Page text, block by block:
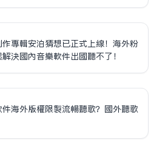
專輯安泊猜想已正式上線！海外粉
決國內音樂軟件出國聽不了！
海外版權限制流暢聽歌？國外聽歌